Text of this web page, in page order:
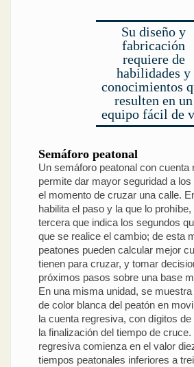
Su diseño y
fabricación
requiere de
habilidades y
conocimientos
resulten en un
equipo fácil de
Semáforo peatonal
Un semáforo peatonal con cuenta
permite dar mayor seguridad a
el momento de cruzar una calle.
habilita el paso y la que lo
tercera que indica los segundos
que se realice el cambio; de esta
peatones pueden calcular mejor
tienen para cruzar, y tomar
próximos pasos sobre una base
En una misma unidad, se
de color blanca del peatón en
la cuenta regresiva, con dígitos
la finalización del tiempo de
regresiva comienza en el valor
tiempos peatonales inferiores a